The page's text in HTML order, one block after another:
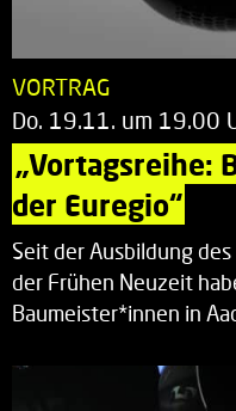
VORTRAG
Do. 19.11. um 19.00
„Vortagsreihe:
der Euregio“
Seit der Ausbildung
der Frühen Neuzeit
Baumeister*innen in